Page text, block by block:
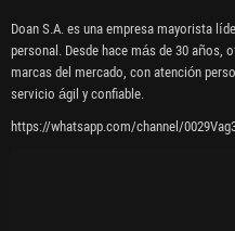
Doan S.A. es una empresa mayorista
personal. Desde hace más de 30
marcas del mercado, con atención
servicio ágil y confiable.
https://whatsapp.com/channel/